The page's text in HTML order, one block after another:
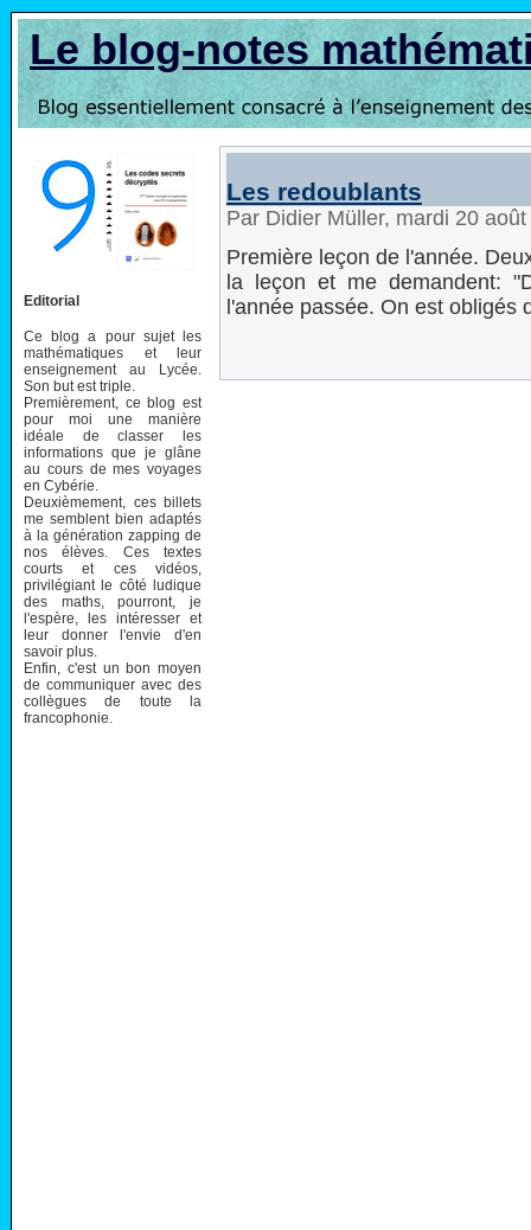
Le blog-notes
Editorial
Ce blog a pour sujet les
mathématiques et leur
enseignement au Lycée.
Son but est triple.
Premièrement, ce blog est
pour moi une manière
idéale de classer les
informations que je glâne
au cours de mes voyages
en Cybérie.
Deuxièmement, ces billets
me semblent bien adaptés
à la génération zapping de
nos élèves. Ces textes
courts et ces vidéos,
privilégiant le côté ludique
des maths, pourront, je
l'espère, les intéresser et
leur donner l'envie d'en
savoir plus.
Enfin, c'est un bon moyen
de communiquer avec des
collègues de toute la
francophonie.
Les redoublants
Par Didier Müller, mardi 20
Première leçon de l'année.
la leçon et me demandent:
l'année passée. On est obligés